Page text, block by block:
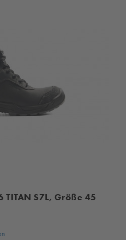
TITAN S7L, Größe 45